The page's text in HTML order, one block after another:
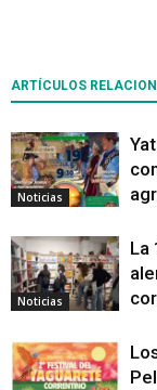
ARTÍCULOS
Noticias
Noticias
La